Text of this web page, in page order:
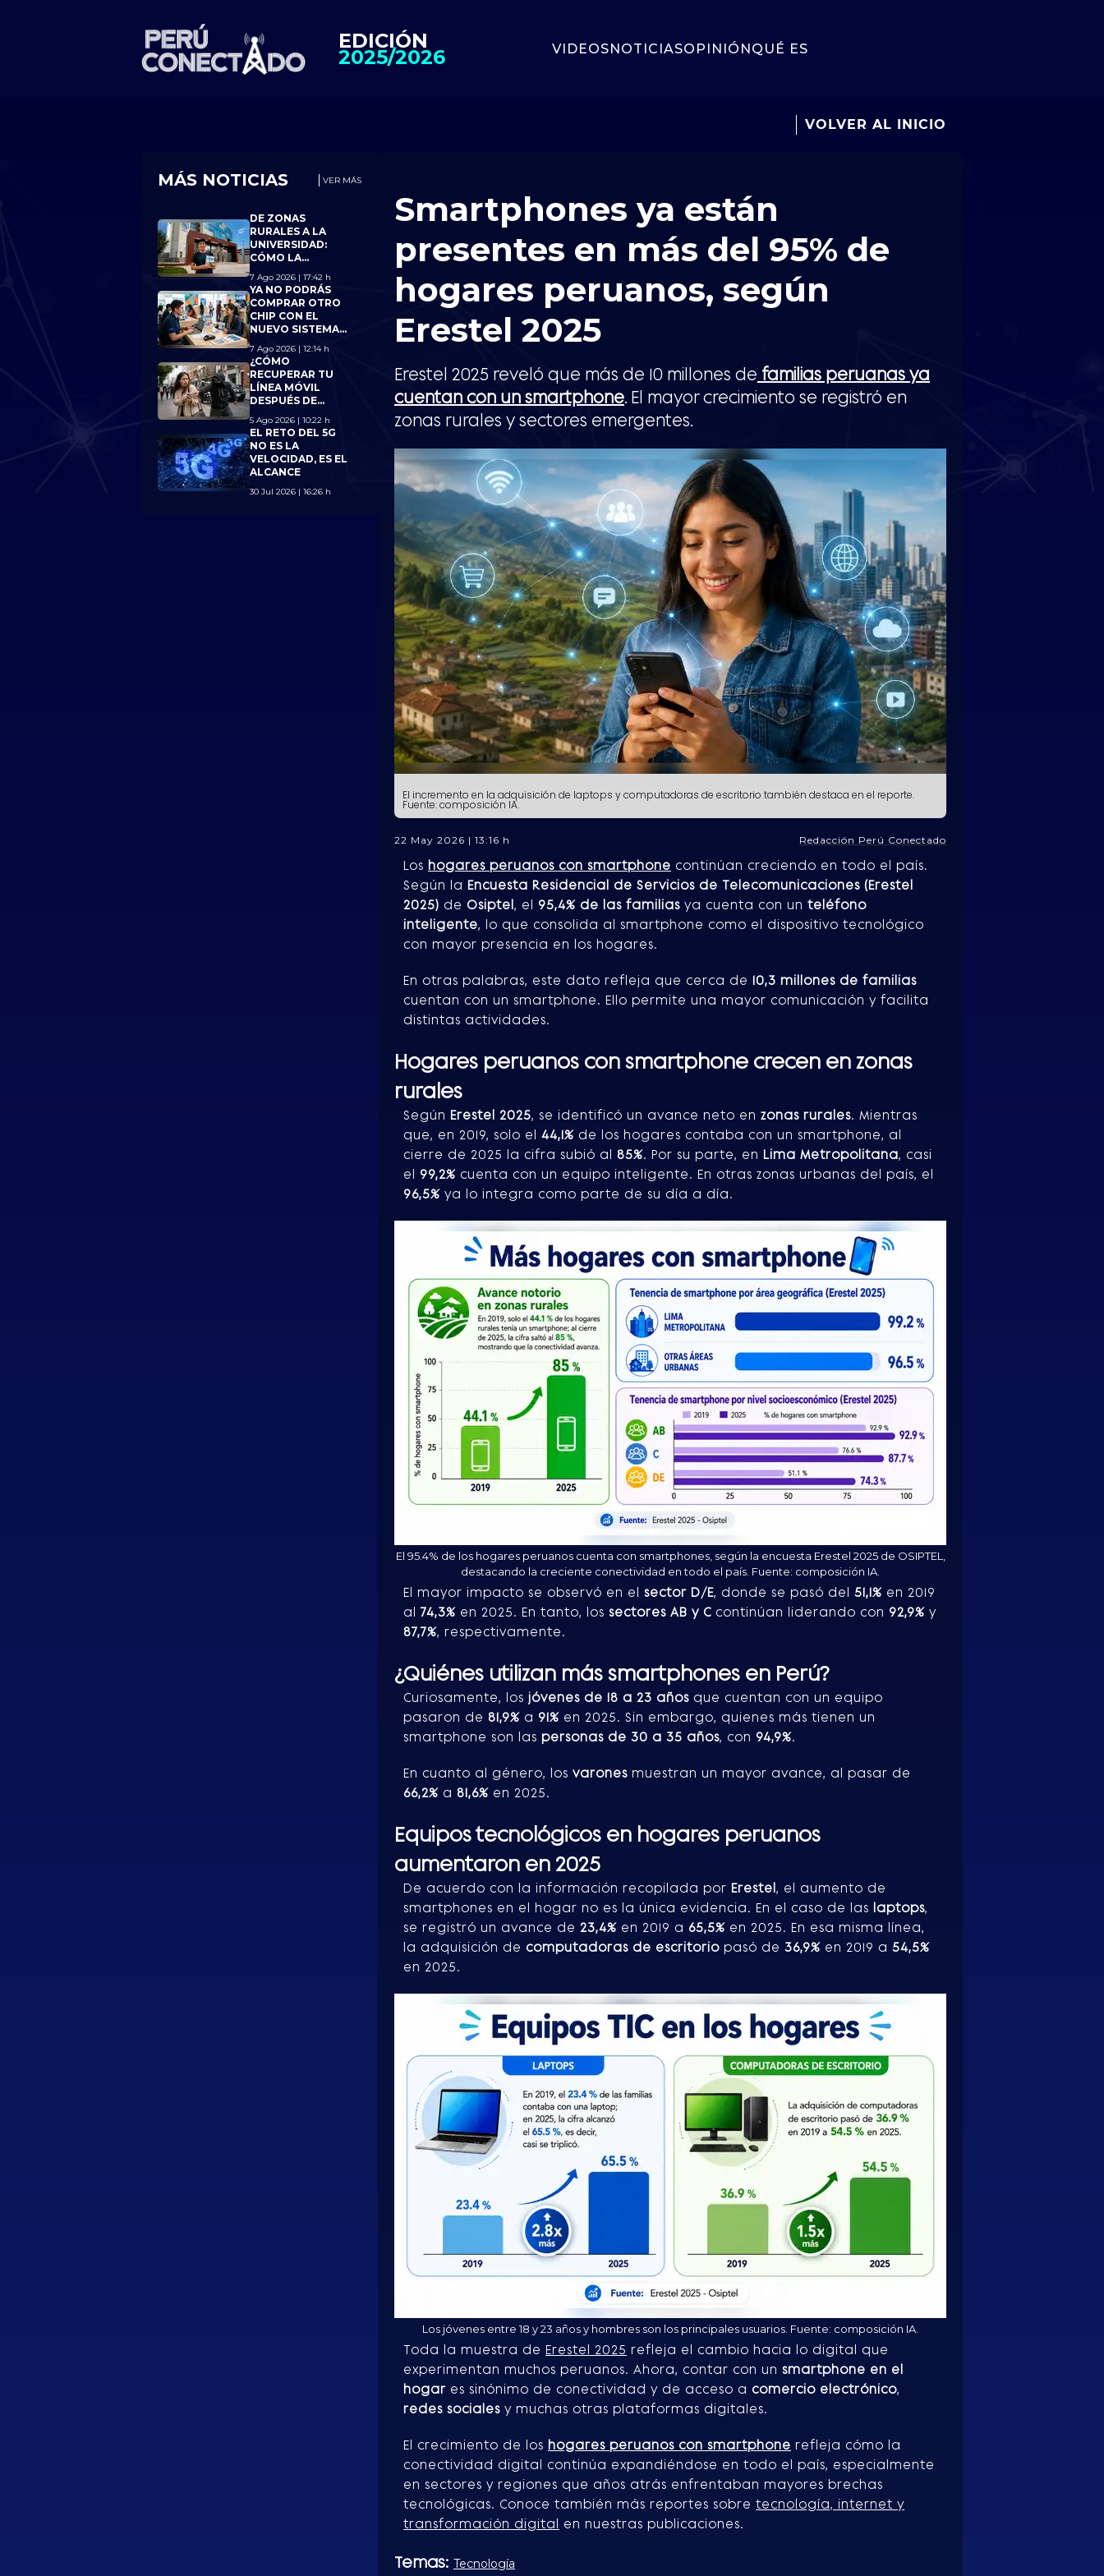
EDICIÓN
2025/2026 VIDEOSNOTICIASOPINIÓNQUÉ ES
VOLVER AL INICIO
MÁS NOTICIAS VER MÁS
DE ZONAS
RURALES A LA
UNIVERSIDAD:
CÓMO LA
AYUDÓ A 15
JÓVENES A
ALCANZAR BECA
18
7 Ago 2026 | 17:42 h
YA NO PODRÁS
COMPRAR OTRO
CHIP CON EL
NUEVO SISTEMA
ALCANZAS EL
LÍMITE DE 7
LÍNEAS
7 Ago 2026 | 12:14 h
¿CÓMO
RECUPERAR TU
LÍNEA MÓVIL
DESPUÉS DE
CELULAR?
CONOCE LOS
NUEVOS
REQUISITOS
5 Ago 2026 | 10:22 h
EL RETO DEL 5G
NO ES LA
VELOCIDAD, ES EL
ALCANCE
30 Jul 2026 | 16:26 h
Smartphones ya están
presentes en más del 95% de
hogares peruanos, según
Erestel 2025
Erestel 2025 reveló que más de 10 millones de familias peruanas ya
cuentan con un smartphone. El mayor crecimiento se registró en
zonas rurales y sectores emergentes.
El incremento en la adquisición de laptops y computadoras de escritorio también destaca en el reporte.
Fuente: composición IA.
22 May 2026 | 13:16 h Redacción Perú Conectado
Los hogares peruanos con smartphone continúan creciendo en todo el país.
Según la Encuesta Residencial de Servicios de Telecomunicaciones (Erestel
2025) de Osiptel , el 95,4% de las familias ya cuenta con un teléfono
inteligente, lo que consolida al smartphone como el dispositivo tecnológico
con mayor presencia en los hogares.
En otras palabras, este dato refleja que cerca de 10,3 millones de familias
cuentan con un smartphone. Ello permite una mayor comunicación y facilita
distintas actividades.
Hogares peruanos con smartphone crecen en zonas
rurales
Según Erestel 2025, se identificó un avance neto en zonas rurales. Mientras
que, en 2019, solo el 44,1% de los hogares contaba con un smartphone, al
cierre de 2025 la cifra subió al 85%. Por su parte, en Lima Metropolitana, casi
el 99,2% cuenta con un equipo inteligente. En otras zonas urbanas del país, el
96,5% ya lo integra como parte de su día a día.
El 95.4% de los hogares peruanos cuenta con smartphones, según la encuesta Erestel 2025 de OSIPTEL,
destacando la creciente conectividad en todo el país. Fuente: composición IA.
El mayor impacto se observó en el sector D/E, donde se pasó del 51,1% en 2019
al 74,3% en 2025. En tanto, los sectores AB y C continúan liderando con 92,9% y
87,7%, respectivamente.
¿Quiénes utilizan más smartphones en Perú?
Curiosamente, los jóvenes de 18 a 23 años que cuentan con un equipo
pasaron de 81,9% a 91% en 2025. Sin embargo, quienes más tienen un
smartphone son las personas de 30 a 35 años, con 94,9%.
En cuanto al género, los varones muestran un mayor avance, al pasar de
66,2% a 81,6% en 2025.
Equipos tecnológicos en hogares peruanos
aumentaron en 2025
De acuerdo con la información recopilada por Erestel , el aumento de
smartphones en el hogar no es la única evidencia. En el caso de las laptops,
se registró un avance de 23,4% en 2019 a 65,5% en 2025. En esa misma línea,
la adquisición de computadoras de escritorio pasó de 36,9% en 2019 a 54,5%
en 2025.
Los jóvenes entre 18 y 23 años y hombres son los principales usuarios. Fuente: composición IA.
Toda la muestra de Erestel 2025 refleja el cambio hacia lo digital que
experimentan muchos peruanos. Ahora, contar con un smartphone en el
hogar es sinónimo de conectividad y de acceso a comercio electrónico,
redes sociales y muchas otras plataformas digitales.
El crecimiento de los hogares peruanos con smartphone refleja cómo la
conectividad digital continúa expandiéndose en todo el país, especialmente
en sectores y regiones que años atrás enfrentaban mayores brechas
tecnológicas. Conoce también más reportes sobre tecnología, internet y
transformación digital
en nuestras publicaciones.
Temas: Tecnología